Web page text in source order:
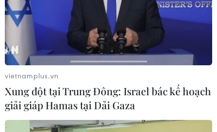
doanh nghiệp, tập trung triển khai các biện pháp tháo
gỡ những điểm nghẽn, ách tắc với phương châm "sớm
nhất-hiệu quả nhất" để phục hồi sản xuất.
vietnamplus.vn
Xung đột tại Trung Đông: Israel bác kế hoạch
giải giáp Hamas tại Dải Gaza